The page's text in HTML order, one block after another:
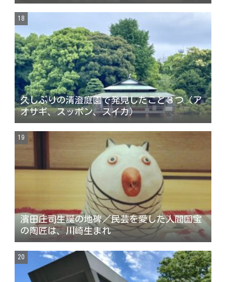
久しぶりの清澄庭園で発見したこと３つ（ア
オサギ、スッポン、スイカ）
濱田庄司生誕の地碑／民芸を愛した人間国宝
の陶匠は、川崎生まれ